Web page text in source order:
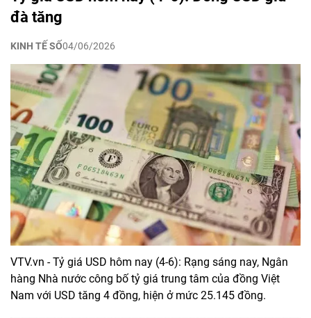
đà tăng
KINH TẾ SỐ04/06/2026
VTV.vn - Tỷ giá USD hôm nay (4-6): Rạng sáng nay, Ngân
hàng Nhà nước công bố tỷ giá trung tâm của đồng Việt
Nam với USD tăng 4 đồng, hiện ở mức 25.145 đồng.